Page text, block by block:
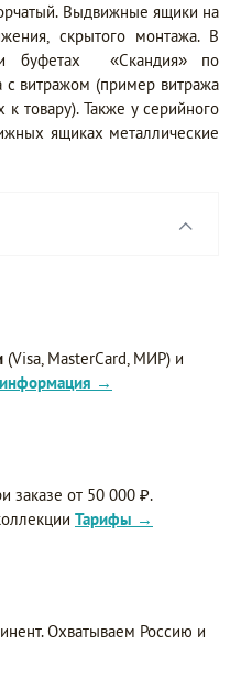
Выдвижные ящики на
скрытого монтажа. В
и буфетах «Скандия» по
с витражом (пример витража
товару). Также у серийного
ящиках металлические
(Visa, MasterCard, МИР) и
→
заказе от 50 000 ₽.
Тарифы →
Охватываем Россию и